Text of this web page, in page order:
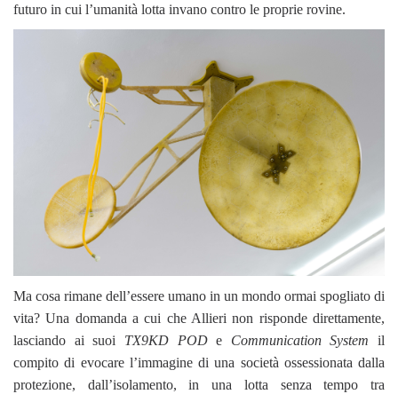
futuro in cui l’umanità lotta invano contro le proprie rovine.
Ma cosa rimane dell’essere umano in un mondo ormai spogliato di
vita? Una domanda a cui che Allieri non risponde direttamente,
lasciando ai suoi TX9KD PODe Communication System il
compito di evocare l’immagine di una società ossessionata dalla
protezione, dall’isolamento, in una lotta senza tempo tra